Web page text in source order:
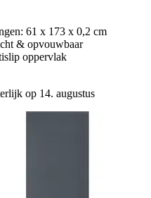
61 x 173 x 0,2 cm
& opvouwbaar
oppervlak
op 14. augustus